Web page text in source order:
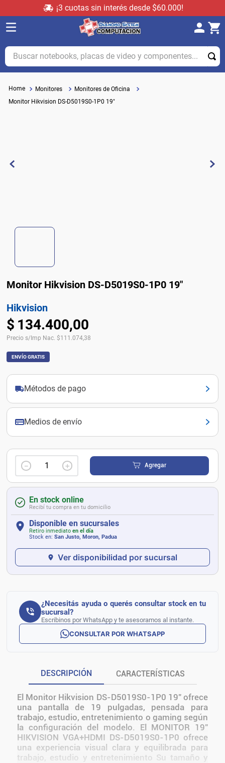
¡3 cuotas sin interés desde $60.000!
Buscar notebooks, placas de video y componentes...
Monitores
Monitores de Oficina
Monitor Hikvision DS-D5019S0-1P0 19"
Monitor Hikvision DS-D5019S0-1P0 19"
Hikvision
$ 134.400,00
Precio s/Imp Nac. $111.074,38
ENVÍO GRATIS
Métodos de pago
Medios de envío
＋
－ Agregar
En stock online
Recibí tu compra en tu domicilio
Disponible en sucursales
Retiro inmediato en el día
Stock en: San Justo, Moron, Padua
Ver disponibilidad por sucursal
¿Necesitás ayuda o querés consultar stock en tu
sucursal?
Escribinos por WhatsApp y te asesoramos al instante.
CONSULTAR POR WHATSAPP
DESCRIPCIÓN CARACTERÍSTICAS
El Monitor Hikvision DS-D5019S0-1P0 19" ofrece
una pantalla de 19 pulgadas, pensada para
trabajo, estudio, entretenimiento o gaming según
la configuración del modelo. El MONITOR 19"
HIKVISION VGA+HDMI DS-D5019S0-1P0 ofrece
una experiencia visual clara y equilibrada para
trabajo, estudio y entretenimiento Su tamaño y